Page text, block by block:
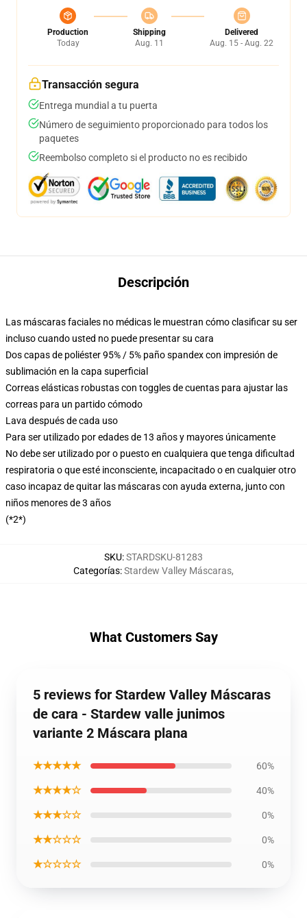
Production
Today
Shipping
Aug. 11
Delivered
Aug. 15 - Aug. 22
Transacción segura
Entrega mundial a tu puerta
Número de seguimiento proporcionado para todos los
paquetes
Reembolso completo si el producto no es recibido
Descripción
Las máscaras faciales no médicas le muestran cómo clasificar su ser
incluso cuando usted no puede presentar su cara
Dos capas de poliéster 95% / 5% paño spandex con impresión de
sublimación en la capa superficial
Correas elásticas robustas con toggles de cuentas para ajustar las
correas para un partido cómodo
Lava después de cada uso
Para ser utilizado por edades de 13 años y mayores únicamente
No debe ser utilizado por o puesto en cualquiera que tenga dificultad
respiratoria o que esté inconsciente, incapacitado o en cualquier otro
caso incapaz de quitar las máscaras con ayuda externa, junto con
niños menores de 3 años
(*2*)
SKU:STARDSKU-81283
Categorías:Stardew Valley Máscaras,
What Customers Say
5 reviews for Stardew Valley Máscaras
de cara - Stardew valle junimos
variante 2 Máscara plana
★★★★★ 60%
★★★★☆ 40%
★★★☆☆ 0%
★★☆☆☆ 0%
★☆☆☆☆ 0%